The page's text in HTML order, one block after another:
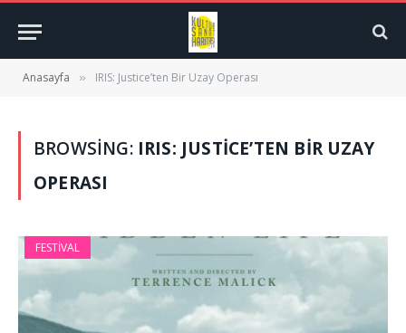
Anasayfa » IRIS: Justice’ten Bir Uzay Operası
BROWSING: IRIS: JUSTICE’TEN BIR UZAY
OPERASI
FESTIVAL